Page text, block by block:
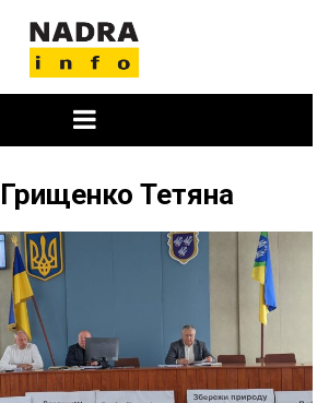
Грищенко Тетяна